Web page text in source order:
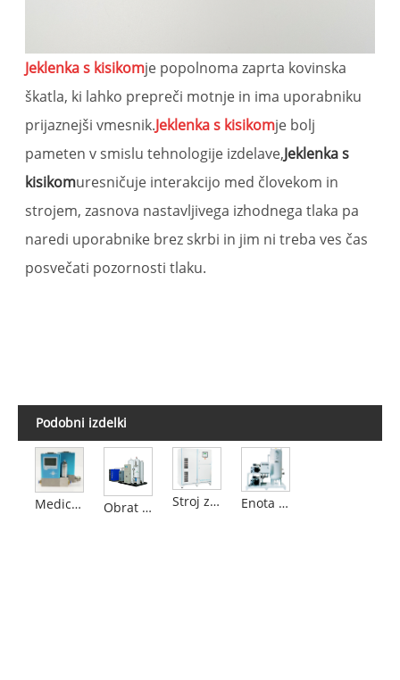
Jeklenka s kisikomje popolnoma zaprta kovinska
škatla, ki lahko prepreči motnje in ima uporabniku
prijaznejši vmesnik.Jeklenka s kisikomje bolj
pameten v smislu tehnologije izdelave,Jeklenka s
kisikomuresničuje interakcijo med človekom in
strojem, zasnova nastavljivega izhodnega tlaka pa
naredi uporabnike brez skrbi in jim ni treba ves čas
posvečati pozornosti tlaku.
Podobni izdelki
Medicinska vakuumska enota Obrat za medicinske generatorje kisika PSA Stroj za koncentriranje kisika Enota vakuumskega negativnega tlaka